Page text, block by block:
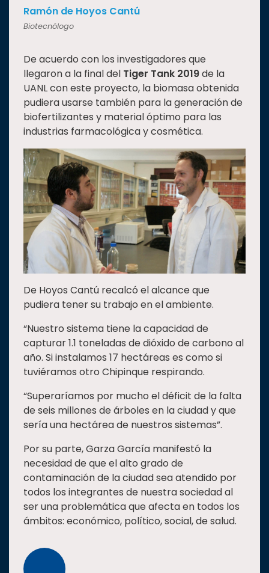
Ramón de Hoyos Cantú
Biotecnólogo
De acuerdo con los investigadores que
llegaron a la final del Tiger Tank 2019de la
UANL con este proyecto, la biomasa obtenida
pudiera usarse también para la generación de
biofertilizantes y material óptimo para las
industrias farmacológica y cosmética.
De Hoyos Cantú recalcó el alcance que
pudiera tener su trabajo en el ambiente.
“Nuestro sistema tiene la capacidad de
capturar 1.1 toneladas de dióxido de carbono al
año. Si instalamos 17 hectáreas es como si
tuviéramos otro Chipinque respirando.
“Superaríamos por mucho el déficit de la falta
de seis millones de árboles en la ciudad y que
sería una hectárea de nuestros sistemas”.
Por su parte, Garza García manifestó la
necesidad de que el alto grado de
contaminación de la ciudad sea atendido por
todos los integrantes de nuestra sociedad al
ser una problemática que afecta en todos los
ámbitos: económico, político, social, de salud.